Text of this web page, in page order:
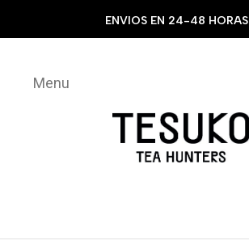
ENVIOS EN 24-48 HORAS
Menu